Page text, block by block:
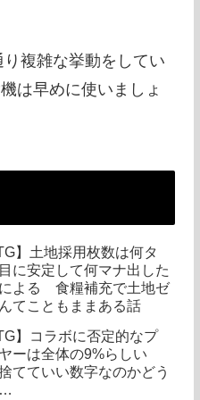
り複雑な挙動をしてい
は早めに使いましょ
】土地採用枚数は何タ
に安定して何マナ出した
よる 食糧補充で土地ゼ
てこともままある話
】コラボに否定的なプ
ーは全体の9%らしい
てていい数字なのかどう